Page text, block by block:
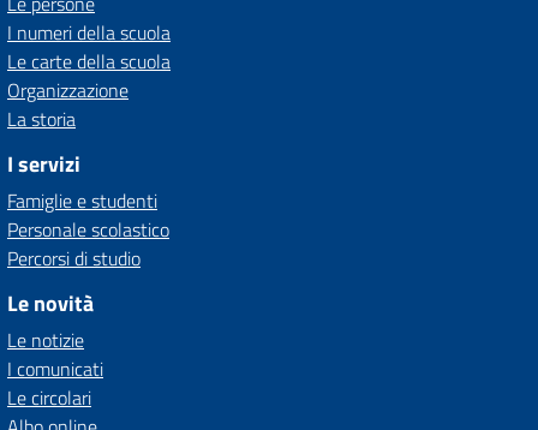
I numeri della scuola
Le carte della scuola
Organizzazione
La storia
I servizi
Famiglie e studenti
Personale scolastico
Percorsi di studio
Le novità
Le notizie
I comunicati
Le circolari